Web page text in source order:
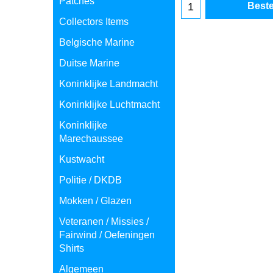
Collectors Items
Belgische Marine
Duitse Marine
Koninklijke Landmacht
Koninklijke Luchtmacht
Koninklijke
Marechaussee
Kustwacht
Politie / DKDB
Mokken / Glazen
Veteranen / Missies /
Fairwind / Oefeningen
Shirts
Algemeen